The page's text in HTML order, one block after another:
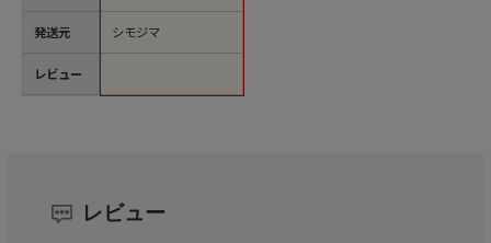
発送元
レビュー
シモジマ
レビュー